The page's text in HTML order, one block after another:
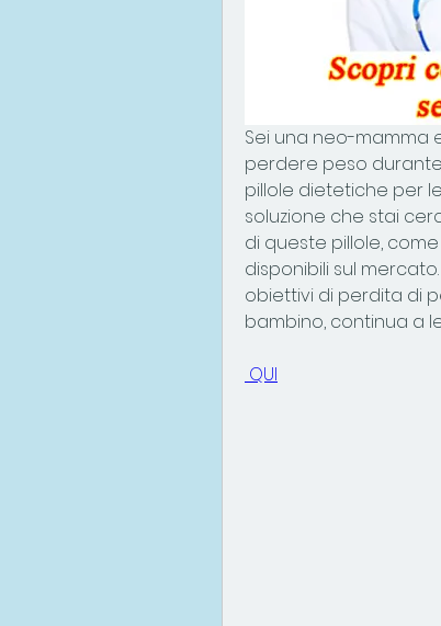
Sei una neo-
perdere peso durante
pillole dietetiche per
soluzione che stai
di queste pillole,
disponibili sul
obiettivi di perdita di
bambino, continua a
QUI